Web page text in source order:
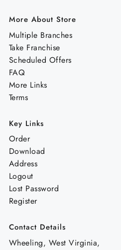
More About Store
Multiple Branches
Take Franchise
Scheduled Offers
FAQ
More Links
Terms
Key Links
Order
Download
Address
Logout
Lost Password
Register
Contact Details
Wheeling, West Virginia,